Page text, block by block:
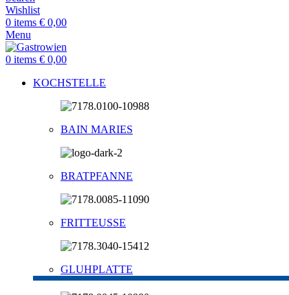
Wishlist
0 items € 0,00
Menu
0 items € 0,00
KOCHSTELLE
BAIN MARIES
BRATPFANNE
FRITTEUSSE
GLUHPLATTE